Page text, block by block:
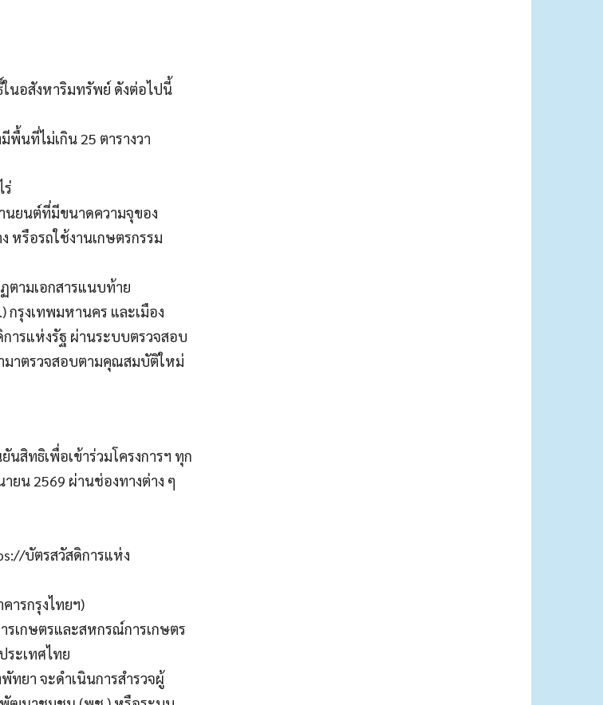
นอสังหาริมทรัพย์ ดังต่อไปนี้
พื้นที่ไม่เกิน 25 ตารางวา
ร่
นยนต์ที่มีขนาดความจุของ
หรือรถใช้งานเกษตรกรรม
ามเอกสารแนบท้าย
รุงเทพมหานคร และเมือง
ารแห่งรัฐ ผ่านระบบตรวจสอบ
มาตรวจสอบตามคุณสมบัติใหม่
สิทธิเพื่อเข้าร่วมโครงการฯ ทุก
ยน 2569 ผ่านช่องทางต่าง ๆ
บัตรสวัสดิการแห่ง
ารกรุงไทยฯ)
รเกษตรและสหกรณ์การเกษตร
ระเทศไทย
ทยา จะดำเนินการสำรวจผู้